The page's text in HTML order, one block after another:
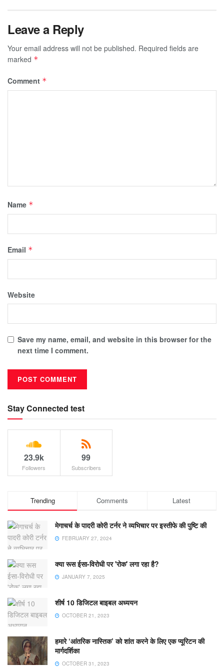
Leave a Reply
Your email address will not be published. Required fields are
marked *
Comment *
Name *
Email *
Website
Save my name, email, and website in this browser for the
next time I comment.
Stay Connected test
23.9k
Followers
99
Subscribers
Trending Comments Latest
मेगाचर्च के पादरी कोरी टर्नर ने व्यभिचार पर इस्तीफे की पुष्टि की
FEBRUARY 27, 2024
क्या रूस ईसा-विरोधी पर 'रोक' लगा रहा है?
JANUARY 7, 2025
शीर्ष 10 डिजिटल बाइबल अध्ययन
OCTOBER 21, 2023
हमारे ‘आंतरिक नास्तिक’ को शांत करने के लिए एक प्यूरिटन की
मार्गदर्शिका
OCTOBER 31, 2023